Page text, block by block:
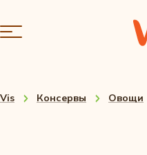
Vis Консервы Овощи